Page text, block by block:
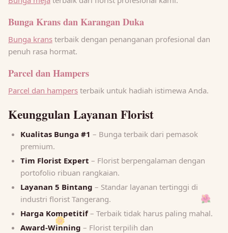
🌺
🌼
Bunga Krans dan Karangan Duka
Bunga krans terbaik dengan penanganan profesional dan
penuh rasa hormat.
Parcel dan Hampers
Parcel dan hampers terbaik untuk hadiah istimewa Anda.
Keunggulan Layanan Florist
Kualitas Bunga #1 – Bunga terbaik dari pemasok
premium.
Tim Florist Expert – Florist berpengalaman dengan
portofolio ribuan rangkaian.
Layanan 5 Bintang – Standar layanan tertinggi di
industri florist Tangerang.
Harga Kompetitif– Terbaik tidak harus paling mahal.
Award-Winning – Florist terpilih dan